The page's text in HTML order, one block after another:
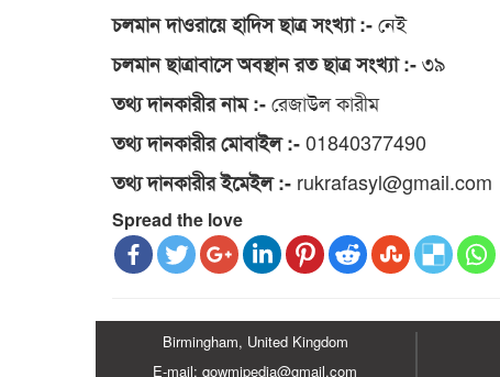
চলমান দাওরায়ে হাদিস ছাত্র সংখ্যা :-নেই
চলমান ছাত্রাবাসে অবস্থান রত ছাত্র সংখ্যা :-৩৯
তথ্য দানকারীর নাম :-রেজাউল কারীম
তথ্য দানকারীর মোবাইল :-01840377490
তথ্য দানকারীর ইমেইল :- rukrafasyl@gmail.com
Spread the love
Birmingham, United Kingdom
E-mail: qowmipedia@gmail.com